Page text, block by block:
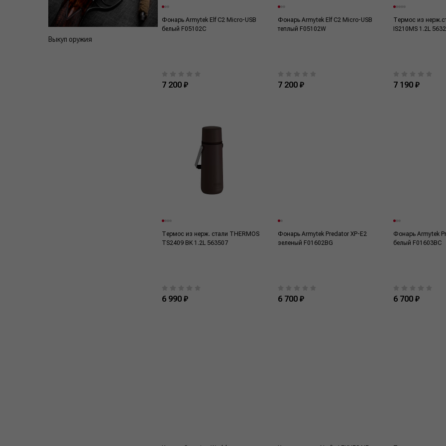
Выкуп оружия
Фонарь Armytek Elf C2 Micro-USB
белый F05102C
7 200 ₽
Фонарь Armytek Elf C2 Micro-USB
теплый F05102W
7 200 ₽
Термос из
IS210MS 1.2L
7 190 ₽
Термос из нерж. стали THERMOS
TS2409 BK 1.2L 563507
6 990 ₽
Фонарь Armytek Predator XP-E2
зеленый F01602BG
6 700 ₽
Фонарь Armytek
белый F01603BC
6 700 ₽